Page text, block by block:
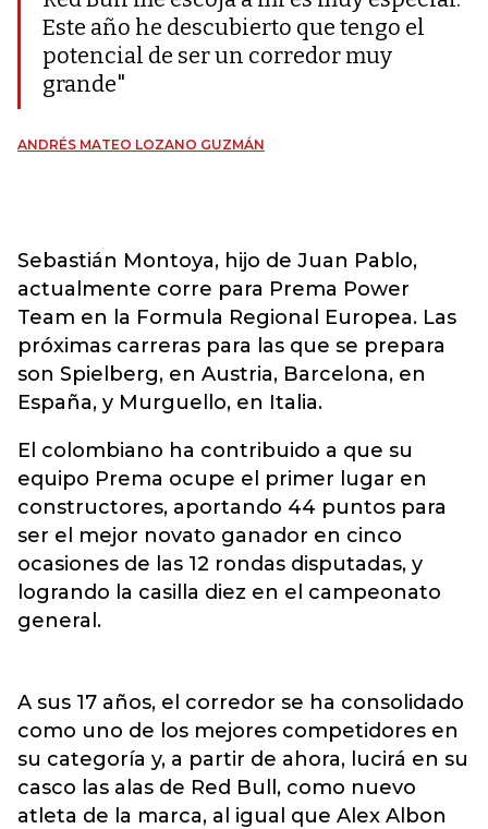
Este año he descubierto que tengo el
potencial de ser un corredor muy
grande"
ANDRÉS MATEO LOZANO GUZMÁN
Sebastián Montoya, hijo de Juan Pablo,
actualmente corre para Prema Power
Team en la Formula Regional Europea. Las
próximas carreras para las que se prepara
son Spielberg, en Austria, Barcelona, en
España, y Murguello, en Italia.
El colombiano ha contribuido a que su
equipo Prema ocupe el primer lugar en
constructores, aportando 44 puntos para
ser el mejor novato ganador en cinco
ocasiones de las 12 rondas disputadas, y
logrando la casilla diez en el campeonato
general.
A sus 17 años, el corredor se ha consolidado
como uno de los mejores competidores en
su categoría y, a partir de ahora, lucirá en su
casco las alas de Red Bull, como nuevo
atleta de la marca, al igual que Alex Albon